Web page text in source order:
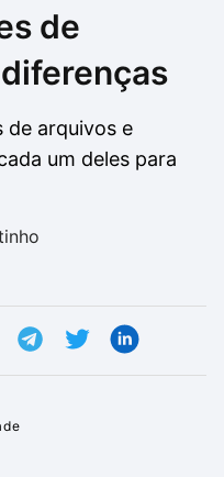
Drivers
Ver mais
Outros
Ver mais
de
de arquivos e
um deles para